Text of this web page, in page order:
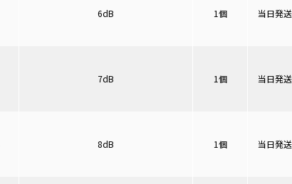
6dB
7dB
8dB
1個 当日発送
1個 当日発送
1個 当日発送